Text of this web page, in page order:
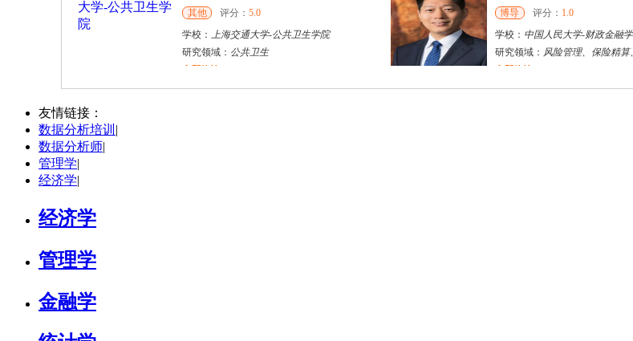
其他 评分： 5.0
学校： 上海交通大学-公共卫生学院
研究领域： 公共卫生
立即咨询
博导 评分：
1.0
学校：
中国人民大学-财政金融学院
研究领域：风险管理、保险精算、人民币国际化
立即咨询
万志宏 天津市 陈传红 武汉市
友情链接：
数据分析培训 |
数据分析师|
管理学|
经济学|
经济学
管理学
金融学